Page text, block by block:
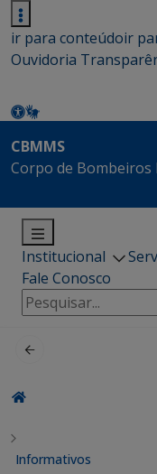
ir para conteúdoir
Ouvidoria
CBMMS
Corpo de
Institucional
Fale Conosco
Pesquisar
por:
Informativos